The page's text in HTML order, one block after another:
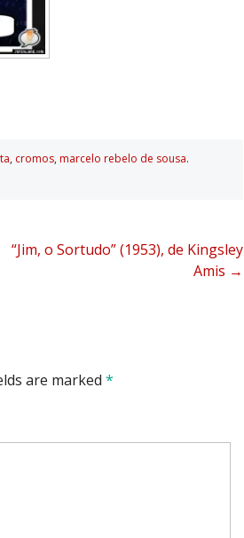
, cromos, marcelo rebelo de sousa.
“Jim, o Sortudo” (1953), de Kingsley
Amis →
are marked *